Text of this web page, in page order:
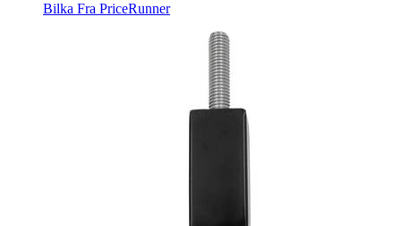
Bilka Fra PriceRunner